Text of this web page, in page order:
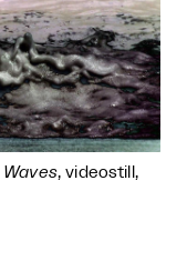
Waves, videostill,